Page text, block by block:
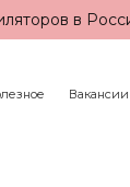
в
Вакансии